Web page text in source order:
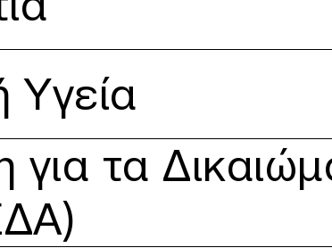
για τα
του Ανθρώπου (ΕλΕΔΑ)